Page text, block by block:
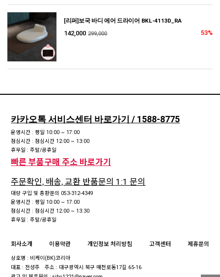
[리퍼]보국 바디 에어 드라이어 BKL-4113D_RA
53%
142,000 299,000
카카오톡 서비스센터 바로가기 / 1588-8775
운영시간 : 평일 10:00 ~ 17:00
점심시간 : 점심시간 12:00 ~ 13:00
휴무일 : 주말/공휴일
빠른 부품구매 주소 바로가기
주문확인, 배송, 교환 반품문의 1:1 문의
대량 구입 및 총판문의 053-312-4349
운영시간 : 평일 10:00 ~ 17:00
점심시간 : 점심시간 12:00 ~ 13:30
휴무일 : 주말/공휴일
회사소개 이용약관 개인정보 처리방침 고객센터 제휴문의
상호명 : 비케이(BK)코리아
대표 : 전성주
주소 : 대구광역시 북구 매천로동17길 65-16